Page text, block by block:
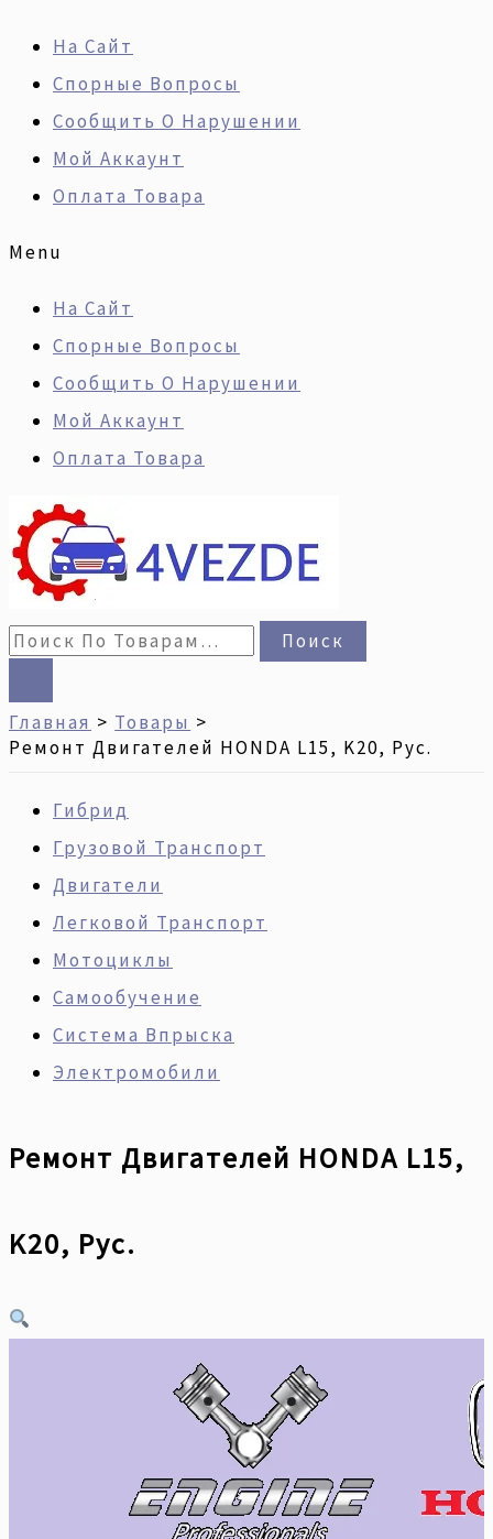
Содержимому
На Сайт
Спорные Вопросы
Сообщить О Нарушении
Мой Аккаунт
Оплата Товара
Menu
На Сайт
Спорные Вопросы
Сообщить О Нарушении
Мой Аккаунт
Оплата Товара
Поиск
Главная
Товары
Ремонт Двигателей HONDA L15, K20, Рус.
Гибрид
Грузовой Транспорт
Двигатели
Легковой Транспорт
Мотоциклы
Самообучение
Система Впрыска
Электромобили
Ремонт Двигателей HONDA L15,
K20, Рус.
Товара
Ремонт
Двигателей
HONDA
L15,
K20,